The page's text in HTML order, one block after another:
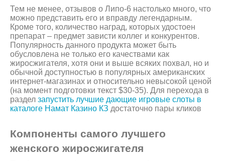
Тем не менее, отзывов о Липо-6 настолько много, что
можно представить его и вправду легендарным.
Кроме того, количество наград, которых удостоен
препарат – предмет зависти коллег и конкурентов.
Популярность данного продукта может быть
обусловлена не только его качествами как
жиросжигателя, хотя они и выше всяких похвал, но и
обычной доступностью в популярных американских
интернет-магазинах и относительно невысокой ценой
(на момент подготовки текст $30-35). Для перехода в
раздел запустить лучшие дающие игровые слоты в
каталоге Намат Казино КЗ достаточно пары кликов
Компоненты самого лучшего
женского жиросжигателя